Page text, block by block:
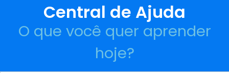
Central de Ajuda
O que você quer aprender
hoje?